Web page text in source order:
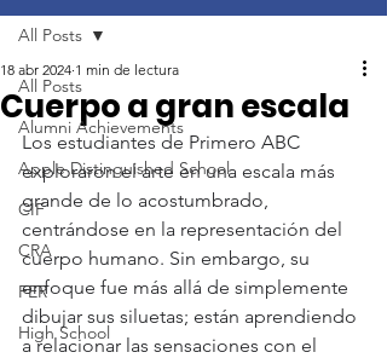
All Posts
Alumni Achievements
Apple Distinguished School
CIF
CRA
FER
High School
All Posts
Cuerpo a gran escala
18 abr 2024 1 min de lectura
Los estudiantes de Primero ABC
exploraron el arte en una escala más
grande de lo acostumbrado,
centrándose en la representación del
cuerpo humano. Sin embargo, su
enfoque fue más allá de simplemente
dibujar sus siluetas; están aprendiendo
a relacionar las sensaciones con el